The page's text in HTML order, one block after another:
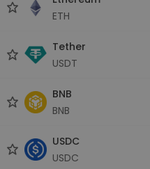
ETH
Tether
USDT
BNB
BNB
USDC
USDC